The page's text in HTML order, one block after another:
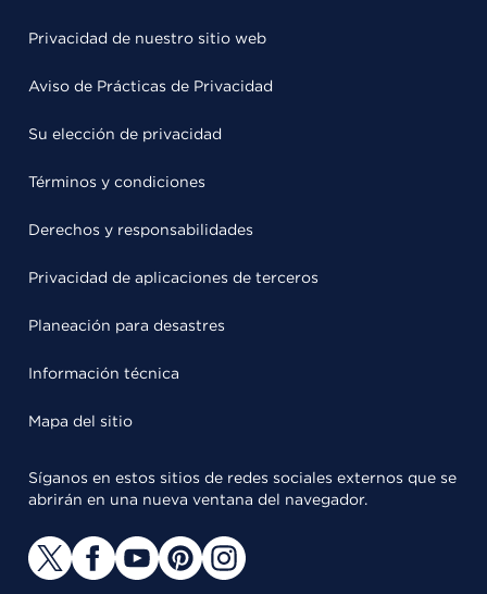
Privacidad de nuestro sitio web
Aviso de Prácticas de Privacidad
Su elección de privacidad
Términos y condiciones
Derechos y responsabilidades
Privacidad de aplicaciones de terceros
Planeación para desastres
Información técnica
Mapa del sitio
Síganos en estos sitios de redes sociales externos que se
abrirán en una nueva ventana del navegador.